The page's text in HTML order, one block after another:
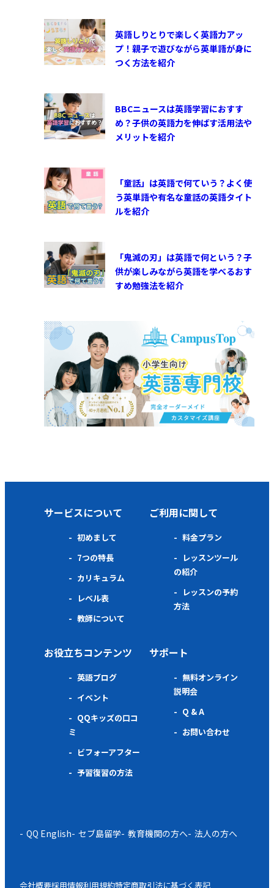
英語しりとりで楽しく英語力アッ
プ！親子で遊びながら英単語が身に
つく方法を紹介
BBCニュースは英語学習におすす
め？子供の英語力を伸ばす活用法や
メリットを紹介
「童話」は英語で何ていう？よく使
う英単語や有名な童話の英語タイト
ルを紹介
「鬼滅の刃」は英語で何という？子
供が楽しみながら英語を学べるおす
すめ勉強法を紹介
サービスについて
初めまして
7つの特長
カリキュラム
レベル表
教師について
ご利用に関して
料金プラン
レッスンツール
の紹介
レッスンの予約
方法
お役立ちコンテンツ
英語ブログ
イベント
QQキッズの口コ
ミ
ビフォーアフター
予習復習の方法
サポート
無料オンライン
説明会
Q & A
お問い合わせ
QQ English セブ島留学 教育機関の方へ 法人の方へ
会社概要採用情報利用規約特定商取引法に基づく表記